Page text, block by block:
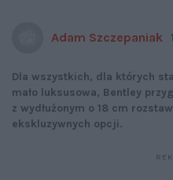
Adam Szczepaniak
Dla wszystkich, dla których
mało luksusowa, Bentley
z wydłużonym o 18 cm
ekskluzywnych opcji.